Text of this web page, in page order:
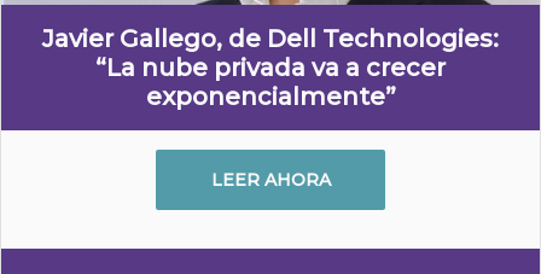
Javier Gallego, de Dell Technologies:
“La nube privada va a crecer
exponencialmente”
LEER AHORA